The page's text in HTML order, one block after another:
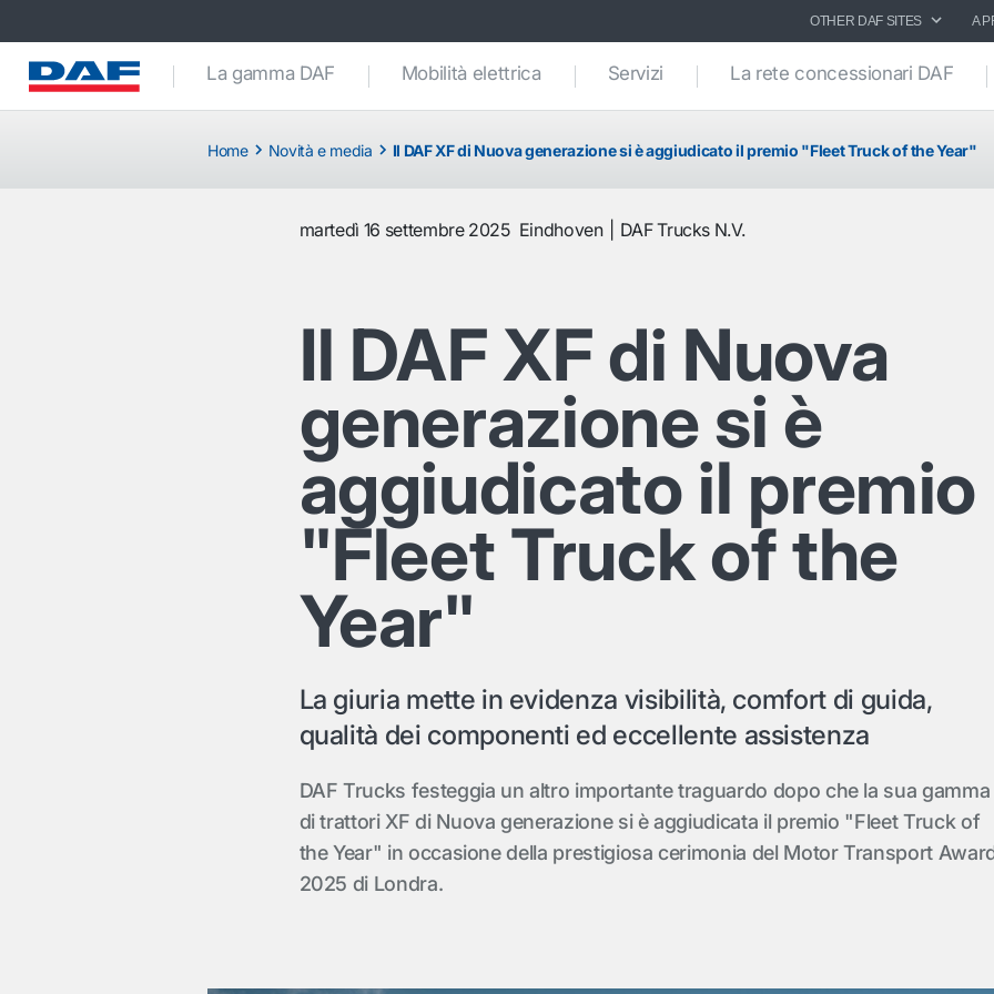
OTHER DAF SITES A
La gamma DAF Mobilità elettrica Servizi La rete concessionari DAF
Home Novità e media Il DAF XF di Nuova generazione si è aggiudicato il premio "Fleet Truck of the Year"
martedì 16 settembre 2025 Eindhoven DAF Trucks N.V.
Il DAF XF di Nuova
generazione si è
aggiudicato il premio
"Fleet Truck of the
Year"
La giuria mette in evidenza visibilità, comfort di guida,
qualità dei componenti ed eccellente assistenza
DAF Trucks festeggia un altro importante traguardo dopo che la sua gamma
di trattori XF di Nuova generazione si è aggiudicata il premio "Fleet Truck of
the Year" in occasione della prestigiosa cerimonia del Motor Transport
2025 di Londra.